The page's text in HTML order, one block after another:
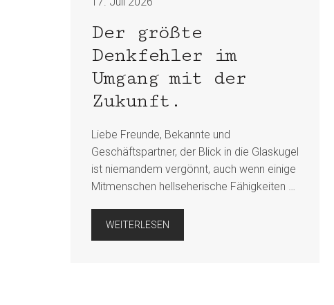
Der größte
Denkfehler im
Umgang mit der
Zukunft.
Liebe Freunde, Bekannte und
Geschäftspartner, der Blick in die Glaskugel
ist niemandem vergönnt, auch wenn einige
Mitmenschen hellseherische Fähigkeiten …
WEITERLESEN